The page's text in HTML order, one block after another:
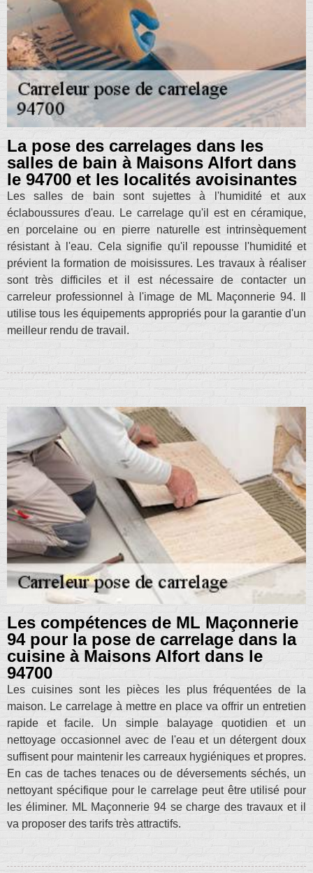
La pose des carrelages dans les
salles de bain à Maisons Alfort dans
le 94700 et les localités avoisinantes
Les salles de bain sont sujettes à l'humidité et aux
éclaboussures d'eau. Le carrelage qu'il est en céramique,
en porcelaine ou en pierre naturelle est intrinsèquement
résistant à l'eau. Cela signifie qu'il repousse l'humidité et
prévient la formation de moisissures. Les travaux à réaliser
sont très difficiles et il est nécessaire de contacter un
carreleur professionnel à l'image de ML Maçonnerie 94. Il
utilise tous les équipements appropriés pour la garantie d'un
meilleur rendu de travail.
Les compétences de ML Maçonnerie
94 pour la pose de carrelage dans la
cuisine à Maisons Alfort dans le
94700
Les cuisines sont les pièces les plus fréquentées de la
maison. Le carrelage à mettre en place va offrir un entretien
rapide et facile. Un simple balayage quotidien et un
nettoyage occasionnel avec de l'eau et un détergent doux
suffisent pour maintenir les carreaux hygiéniques et propres.
En cas de taches tenaces ou de déversements séchés, un
nettoyant spécifique pour le carrelage peut être utilisé pour
les éliminer. ML Maçonnerie 94 se charge des travaux et il
va proposer des tarifs très attractifs.